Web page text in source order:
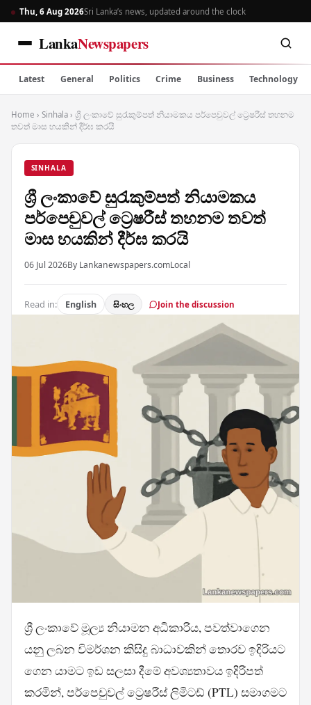
Thu, 6 Aug 2026Sri Lanka’s news, updated around the clock
LankaNewspapers
Latest General Politics Crime Business Technology
Home › Sinhala › ශ්‍රී ලංකාවේ සුරැකුම්පත් නියාමකය පර්පෙචුවල් ට්‍රෙෂරීස් තහනම
තවත් මාස හයකින් දීර්ඝ කරයි
SINHALA
ශ්‍රී ලංකාවේ සුරැකුම්පත් නියාමකය
පර්පෙචුවල් ට්‍රෙෂරීස් තහනම තවත්
මාස හයකින් දීර්ඝ කරයි
06 Jul 2026By Lankanewspapers.comLocal
Read in: English සිංහල Join the discussion
ශ්‍රී ලංකාවේ මූල්‍ය නියාමන අධිකාරිය, පවත්වාගෙන
යනු ලබන විමර්ශන කිසිදු බාධාවකින් තොරව ඉදිරියට
ගෙන යාමට ඉඩ සලසා දීමේ අවශ්‍යතාවය ඉදිරිපත්
කරමින්, පර්පෙචුවල් ට්‍රෙෂරීස් ලිමිටඩ් (PTL) සමාගමට